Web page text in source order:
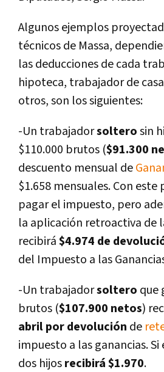
Algunos ejemplos
técnicos de Massa,
las deducciones de cada
hipoteca, trabajador de
otros, son los siguientes:
-Un trabajadorsolterosin
$110.000 brutos ($91.300
descuento mensual de
$1.658 mensuales. Con
pagar el impuesto, pero
la aplicación retroactiva de
recibirá$4.974 de
del Impuesto a las
-Un trabajadorsoltero que
brutos ($107.900 netos)
abril por devolución de
impuesto a las ganancias. Si
dos hijosrecibirá $1.970.